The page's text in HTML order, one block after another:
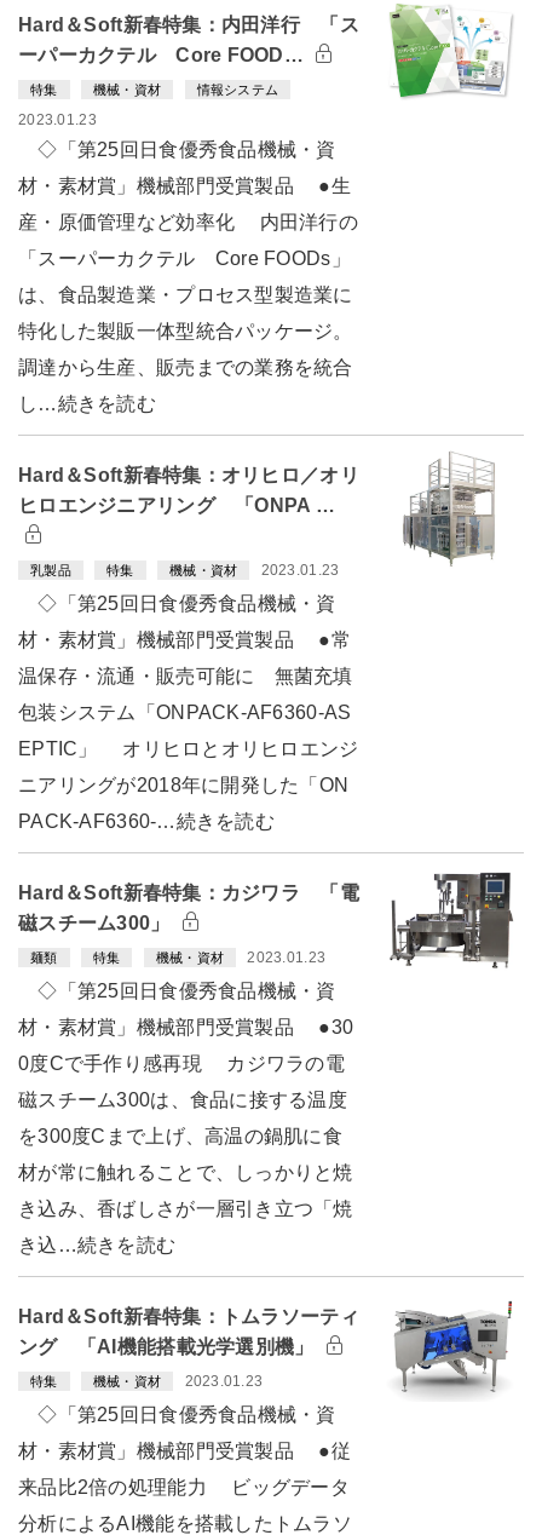
Hard＆Soft新春特集：内田洋行 「ス
ーパーカクテル Core FOOD…
特集 機械・資材 情報システム
2023.01.23
◇「第25回日食優秀食品機械・資
材・素材賞」機械部門受賞製品 ●生
産・原価管理など効率化 内田洋行の
「スーパーカクテル Core FOODs」
は、食品製造業・プロセス型製造業に
特化した製販一体型統合パッケージ。
調達から生産、販売までの業務を統合
し…続きを読む
Hard＆Soft新春特集：オリヒロ／オリ
ヒロエンジニアリング 「ONPA …
乳製品 特集 機械・資材 2023.01.23
◇「第25回日食優秀食品機械・資
材・素材賞」機械部門受賞製品 ●常
温保存・流通・販売可能に 無菌充填
包装システム「ONPACK-AF6360-AS
EPTIC」 オリヒロとオリヒロエンジ
ニアリングが2018年に開発した「ON
PACK-AF6360-…続きを読む
Hard＆Soft新春特集：カジワラ 「電
磁スチーム300」
麺類 特集 機械・資材 2023.01.23
◇「第25回日食優秀食品機械・資
材・素材賞」機械部門受賞製品 ●30
0度Cで手作り感再現 カジワラの電
磁スチーム300は、食品に接する温度
を300度Cまで上げ、高温の鍋肌に食
材が常に触れることで、しっかりと焼
き込み、香ばしさが一層引き立つ「焼
き込…続きを読む
Hard＆Soft新春特集：トムラソーティ
ング 「AI機能搭載光学選別機」
特集 機械・資材 2023.01.23
◇「第25回日食優秀食品機械・資
材・素材賞」機械部門受賞製品 ●従
来品比2倍の処理能力 ビッグデータ
分析によるAI機能を搭載したトムラソ